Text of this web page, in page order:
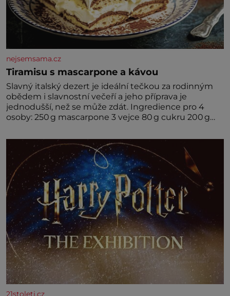
nejsemsama.cz
Tiramisu s mascarpone a kávou
Slavný italský dezert je ideální tečkou za rodinným
obědem i slavnostní večeří a jeho příprava je
jednodušší, než se může zdát. Ingredience pro 4
osoby: 250 g mascarpone 3 vejce 80 g cukru 200 g
amaretta kakao na posypání Postup: Oddělte
žloutky od bílků. Žloutky vyšlehejte s cukrem do
světlé pěny a postupně do nich vmíchejte
mascarpone, aby vznikl hladký